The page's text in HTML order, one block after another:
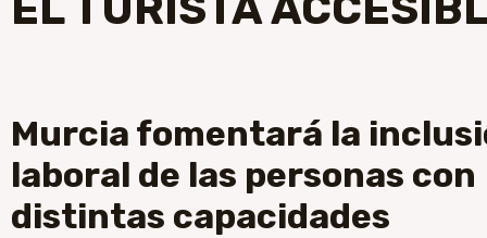
Murcia fomentará la
laboral de las personas con
distintas capacidades